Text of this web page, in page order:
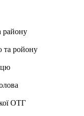
району
ройону
ОТГ